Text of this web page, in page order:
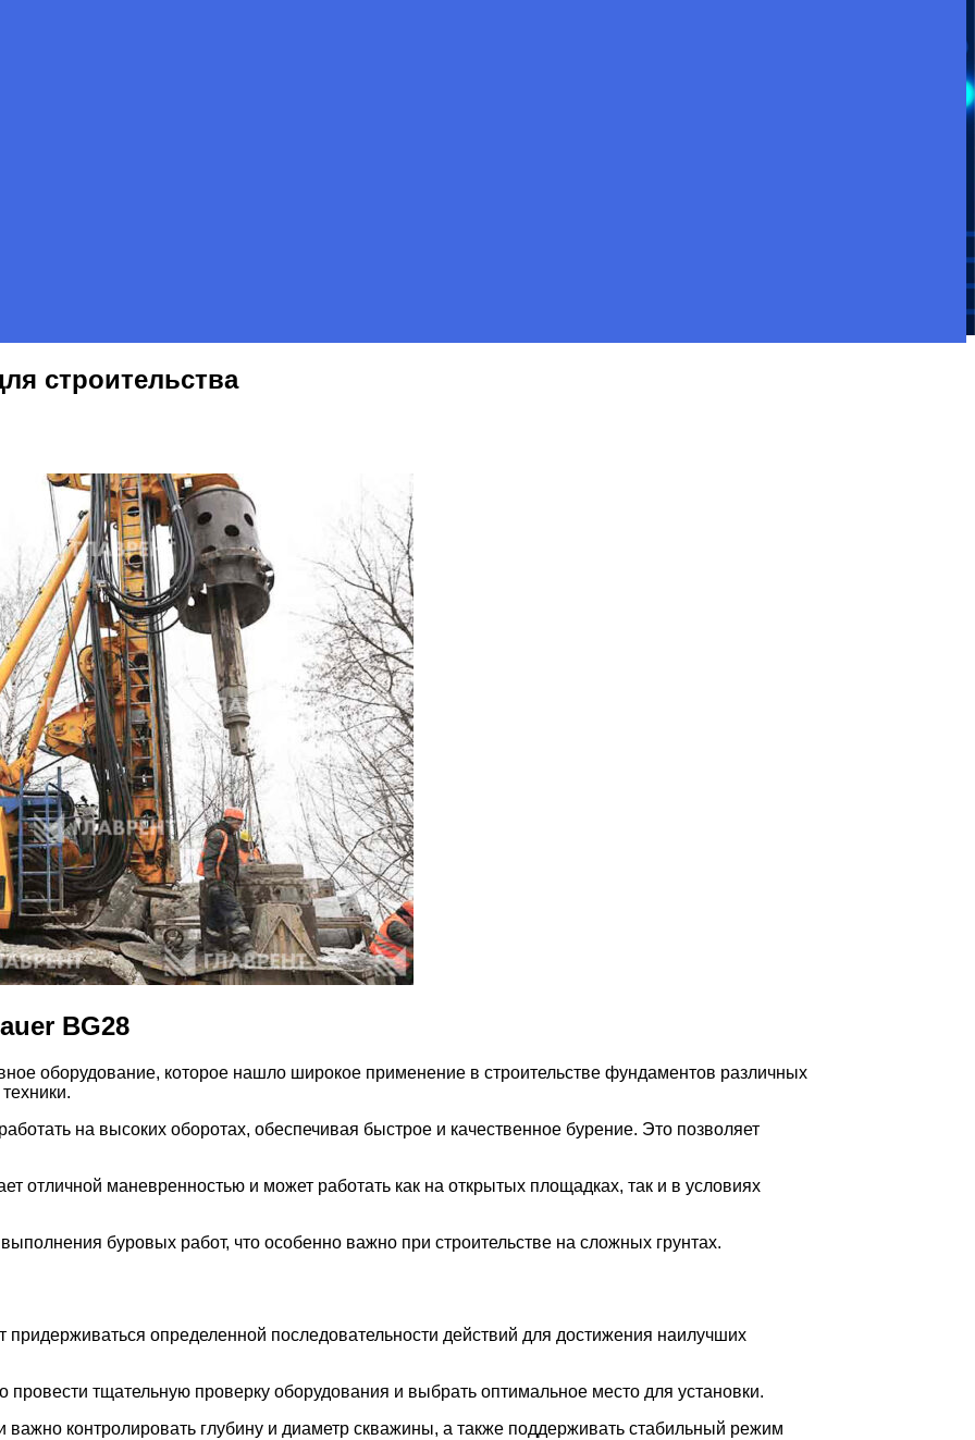
строительства
BG28
оборудование, которое нашло широкое применение в строительстве фундаментов различных
на высоких оборотах, обеспечивая быстрое и качественное бурение. Это позволяет
отличной маневренностью и может работать как на открытых площадках, так и в условиях
буровых работ, что особенно важно при строительстве на сложных грунтах.
придерживаться определенной последовательности действий для достижения наилучших
тщательную проверку оборудования и выбрать оптимальное место для установки.
важно контролировать глубину и диаметр скважины, а также поддерживать стабильный режим